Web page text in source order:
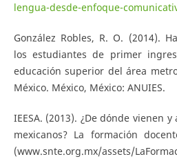
lengua-desde-enfoque-
González Robles, R. O. (2014).
los estudiantes de primer
educación superior del área
México. México, México: ANUIES.
IEESA. (2013). ¿De dónde vienen
mexicanos? La formación
(www.snte.org.mx/assets/